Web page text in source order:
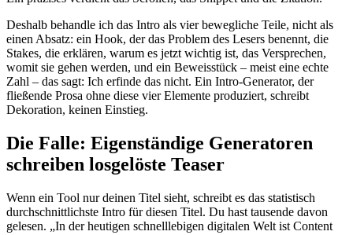
Deshalb behandle ich das Intro als vier bewegliche Teile, nicht als
einen Absatz: ein Hook, der das Problem des Lesers benennt, die
Stakes, die erklären, warum es jetzt wichtig ist, das Versprechen,
womit sie gehen werden, und ein Beweisstück – meist eine echte
Zahl – das sagt: Ich erfinde das nicht. Ein Intro-Generator, der
fließende Prosa ohne diese vier Elemente produziert, schreibt
Dekoration, keinen Einstieg.
Die Falle: Eigenständige Generatoren
schreiben losgelöste Teaser
Wenn ein Tool nur deinen Titel sieht, schreibt es das statistisch
durchschnittlichste Intro für diesen Titel. Du hast tausende davon
gelesen. „In der heutigen schnelllebigen digitalen Welt ist Content